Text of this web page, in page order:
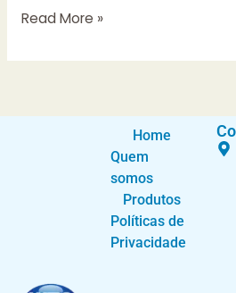
Read More »
Home
Quem
somos
Produtos
Políticas de
Privacidade